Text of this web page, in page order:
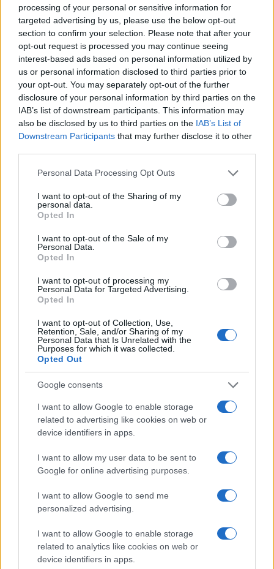
processing of your personal or sensitive information for
targeted advertising by us, please use the below opt-out
section to confirm your selection. Please note that after your
opt-out request is processed you may continue seeing
interest-based ads based on personal information utilized by
us or personal information disclosed to third parties prior to
your opt-out. You may separately opt-out of the further
disclosure of your personal information by third parties on the
IAB’s list of downstream participants. This information may
also be disclosed by us to third parties on the IAB’s List of
Downstream Participants that may further disclose it to other
Please note that this website/app uses one or more Google
not limited to your visit or usage behaviour. You may click to
grant or deny consent to Google and its third-party tags to
use your data for below specified purposes in below Google
consent section.
Personal Data Processing Opt Outs
I want to opt-out of the Sharing of my
personal data.
Opted In
I want to opt-out of the Sale of my
Personal Data.
Opted In
I want to opt-out of processing my
Personal Data for Targeted Advertising.
Opted In
I want to opt-out of Collection, Use,
Retention, Sale, and/or Sharing of my
Personal Data that Is Unrelated with the
Purposes for which it was collected.
Opted Out
Google consents
I want to allow Google to enable storage
related to advertising like cookies on web or
device identifiers in apps.
I want to allow my user data to be sent to
Google for online advertising purposes.
I want to allow Google to send me
personalized advertising.
I want to allow Google to enable storage
related to analytics like cookies on web or
device identifiers in apps.
Continuez la lecture
FINANCEMENT
Comment obtenir des prêts privés pour la faculté de médecine
en 2026
Camille Durand · 7 Août 2026
Scaleup Europe Fund: 5 milliards d’euros pour financer
l’hypercroissance des entreprises européennes